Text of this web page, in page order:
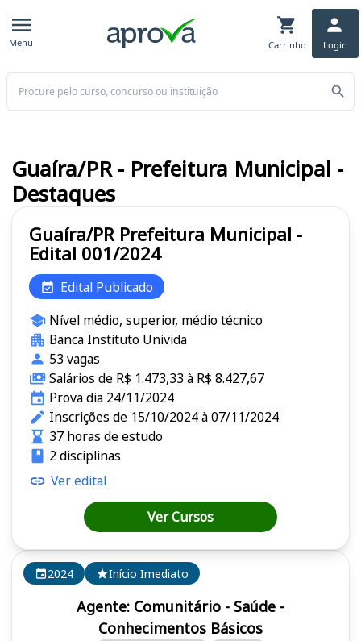
Menu Carrinho Login
Buscar
2024 Início Imediato
Agente: Comunitário - Saúde -
Conhecimentos Básicos
Guaíra/PR Prefeitura Municipal -
Edital 001/2024
Edital Publicado
Nível médio, superior, médio técnico
Banca Instituto Univida
53 vagas
Salários de R$ 1.473,33 à R$ 8.427,67
Prova dia 24/11/2024
Inscrições de 15/10/2024 à 07/11/2024
37 horas de estudo
2 disciplinas
Ver edital
Ver Cursos
Guaíra/PR - Prefeitura Municipal -
Destaques